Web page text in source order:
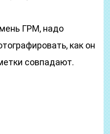
ГРМ, надо
как он
совпадают.